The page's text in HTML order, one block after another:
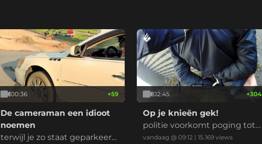
00:36 +59
De cameraman een idioot
noemen
terwijl je zo staat geparkeer
02:45 +304
Op je knieën gek!
politie voorkomt poging tot l
iquidatie, melder is ook geen
vandaag @ 09:12 |15.169 views